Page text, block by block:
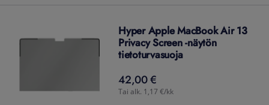
Hyper Apple MacBook Air 13
Privacy Screen -näytön
tietoturvasuoja
42,00 €
42,00€
Tai alk. 1,17 €/kk